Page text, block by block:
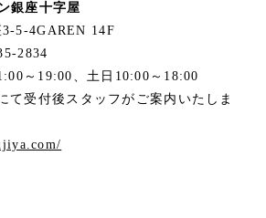
銀座十字屋
3-5-4GAREN 14F
2834
～19:00、土日10:00～18:00
て受付後スタッフがご案内いたしま